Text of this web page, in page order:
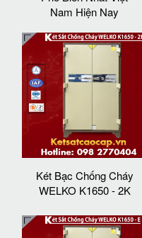
Nam Hiện Nay
Két Bạc Chống Cháy
WELKO K1650 - 2K